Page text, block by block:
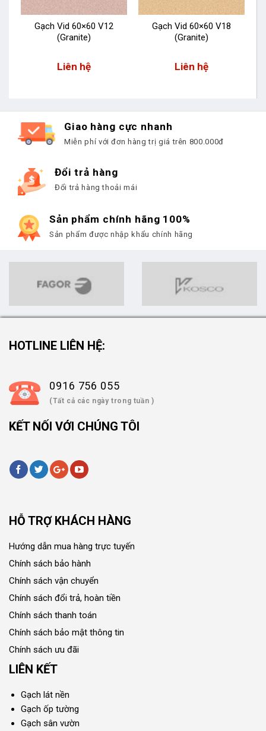
Gạch Vid 60×60 V12
(Granite)
Liên hệ
Gạch Vid 60×60 V18
(Granite)
Liên hệ
Giao hàng cực nhanh
Miễn phí với đơn hàng trị giá trên 800.000đ
Đổi trả hàng
Đổi trả hàng thoải mái
Sản phẩm chính hãng 100%
Sản phẩm được nhập khẩu chính hãng
HOTLINE LIÊN HỆ:
0916 756 055
(Tất cả các ngày trong tuần )
KẾT NỐI VỚI CHÚNG TÔI
HỖ TRỢ KHÁCH HÀNG
Hướng dẫn mua hàng trực tuyến
Chính sách bảo hành
Chính sách vận chuyển
Chính sách đổi trả, hoàn tiền
Chính sách thanh toán
Chính sách bảo mật thông tin
Chính sách ưu đãi
LIÊN KẾT
Gạch lát nền
Gạch ốp tường
Gạch sân vườn